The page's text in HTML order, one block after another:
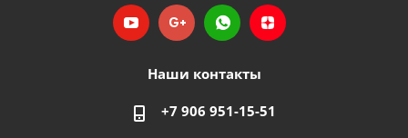
Наши контакты
+7 906 951-15-51